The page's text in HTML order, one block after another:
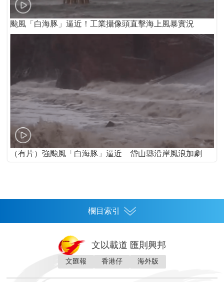
颱風「白海豚」逼近！工業攝像頭直擊海上風暴實況
（有片）強颱風「白海豚」逼近 岱山縣沿岸風浪加劇
欄目索引
灣區人
文以載道 匯則興邦
文匯報 香港仔 海外版